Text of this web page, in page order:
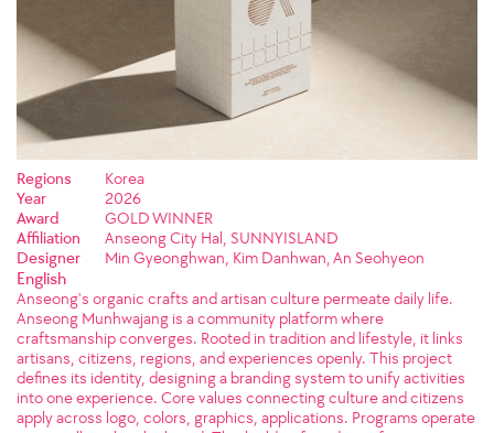
Regions
Korea
Year
2026
Award
GOLD WINNER
Affiliation
Anseong City Hal, SUNNYISLAND
Designer
Min Gyeonghwan, Kim Danhwan, An Seohyeon
English
Anseong's organic crafts and artisan culture permeate daily life.
Anseong Munhwajang is a community platform where
craftsmanship converges. Rooted in tradition and lifestyle, it links
artisans, citizens, regions, and experiences openly. This project
defines its identity, designing a branding system to unify activities
into one experience. Core values connecting culture and citizens
apply across logo, colors, graphics, applications. Programs operate